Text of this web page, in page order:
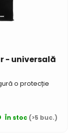
- universală
În stoc (>5 buc.)
o protecție